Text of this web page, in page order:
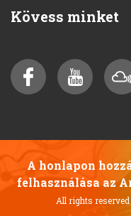
Kövess minket
A honlapon
felhasználása az
All rights reserved